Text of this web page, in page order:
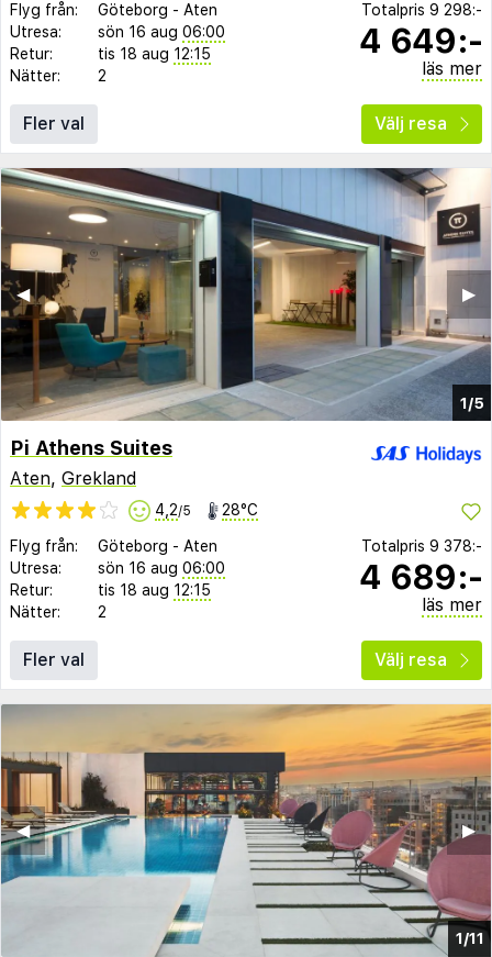
Flyg från: Göteborg - Aten
Utresa:
sön 16 aug 06:00
Retur:
tis 18 aug 12:15
Nätter:
2
Totalpris 9 298:-
4 649:-
läs mer
Fler val Välj resa
1/5
▶︎
◀︎
Pi Athens Suites
Aten, Grekland
4,2/5 28°C
Flyg från: Göteborg - Aten
Utresa:
sön 16 aug 06:00
Retur:
tis 18 aug 12:15
Nätter:
2
Totalpris 9 378:-
4 689:-
läs mer
Fler val Välj resa
1/11
▶︎
◀︎